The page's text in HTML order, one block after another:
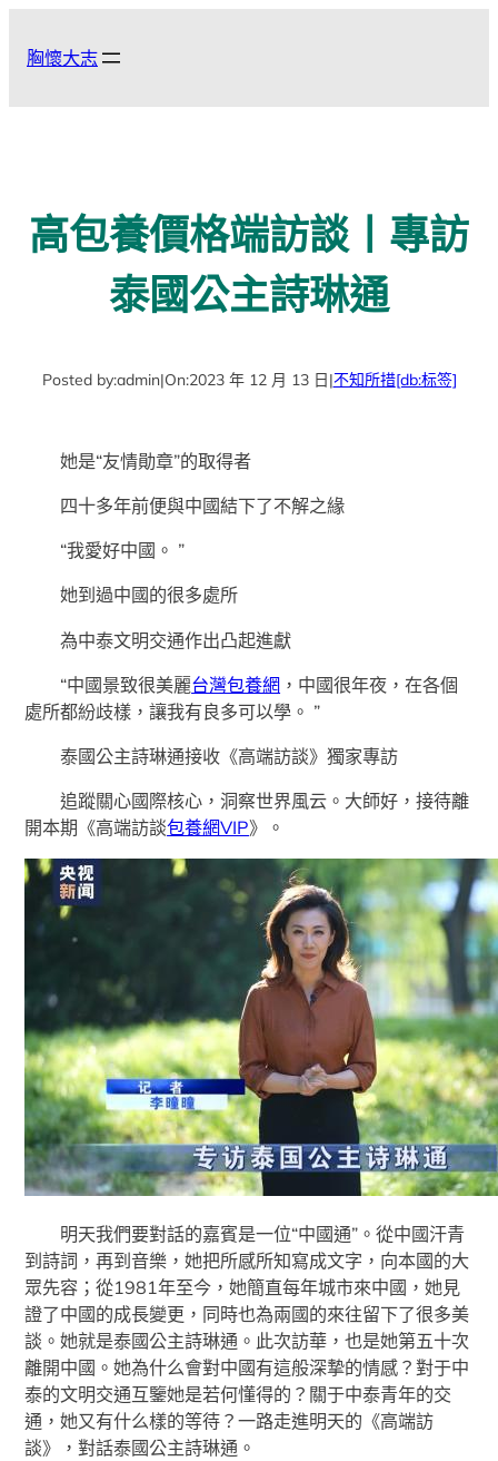
胸懷大志
高包養價格端訪談丨專訪
泰國公主詩琳通
Posted by:admin|On:2023 年 12 月 13 日|不知所措[db:标签]
她是“友情勛章”的取得者
四十多年前便與中國結下了不解之緣
“我愛好中國。 ”
她到過中國的很多處所
為中泰文明交通作出凸起進獻
“中國景致很美麗台灣包養網 ，中國很年夜，在各個
處所都紛歧樣，讓我有良多可以學。 ”
泰國公主詩琳通接收《高端訪談》獨家專訪
追蹤關心國際核心，洞察世界風云。大師好，接待離
開本期《高端訪談包養網VIP》。
明天我們要對話的嘉賓是一位“中國通”。從中國汗青
到詩詞，再到音樂，她把所感所知寫成文字，向本國的大
眾先容；從1981年至今，她簡直每年城市來中國，她見
證了中國的成長變更，同時也為兩國的來往留下了很多美
談。她就是泰國公主詩琳通。此次訪華，也是她第五十次
離開中國。她為什么會對中國有這般深摯的情感？對于中
泰的文明交通互鑒她是若何懂得的？關于中泰青年的交
通，她又有什么樣的等待？一路走進明天的《高端訪
談》，對話泰國公主詩琳通。